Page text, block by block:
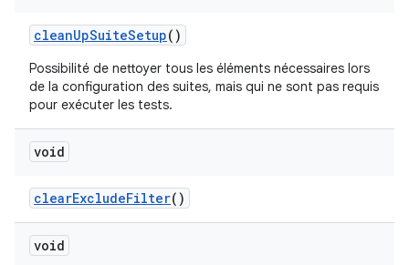
cleanUpSuiteSetup()
Possibilité de nettoyer tous les éléments nécessaires lors
de la configuration des suites, mais qui ne sont pas requis
pour exécuter les tests.
void
clearExcludeFilter()
void